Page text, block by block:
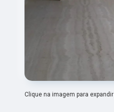
Clique na imagem para expandir